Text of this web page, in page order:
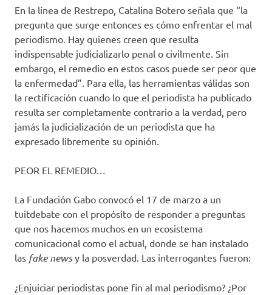
En la línea de Restrepo, Catalina Botero señala que “la
pregunta que surge entonces es cómo enfrentar el mal
periodismo. Hay quienes creen que resulta
indispensable judicializarlo penal o civilmente. Sin
embargo, el remedio en estos casos puede ser peor que
la enfermedad”. Para ella, las herramientas válidas son
la rectificación cuando lo que el periodista ha publicado
resulta ser completamente contrario a la verdad, pero
jamás la judicialización de un periodista que ha
expresado libremente su opinión.
PEOR EL REMEDIO…
La Fundación Gabo convocó el 17 de marzo a un
tuitdebate con el propósito de responder a preguntas
que nos hacemos muchos en un ecosistema
comunicacional como el actual, donde se han instalado
las fake newsy la posverdad. Las interrogantes fueron:
¿Enjuiciar periodistas pone fin al mal periodismo? ¿Por